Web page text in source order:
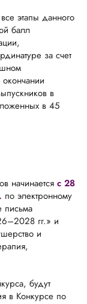
этапы данного
балл
за счет
в
в 45
начинается с 28
по электронному
письма
гг.» и
и
будут
в Конкурсе по